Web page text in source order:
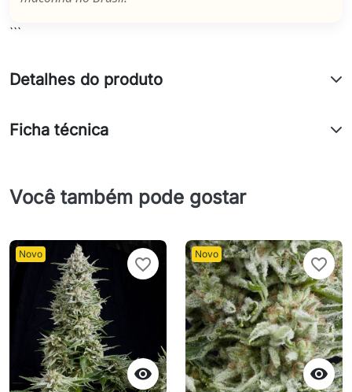
```
Detalhes do produto
Ficha técnica
Você também pode gostar
Novo

favorite_border
Novo

favorite_border